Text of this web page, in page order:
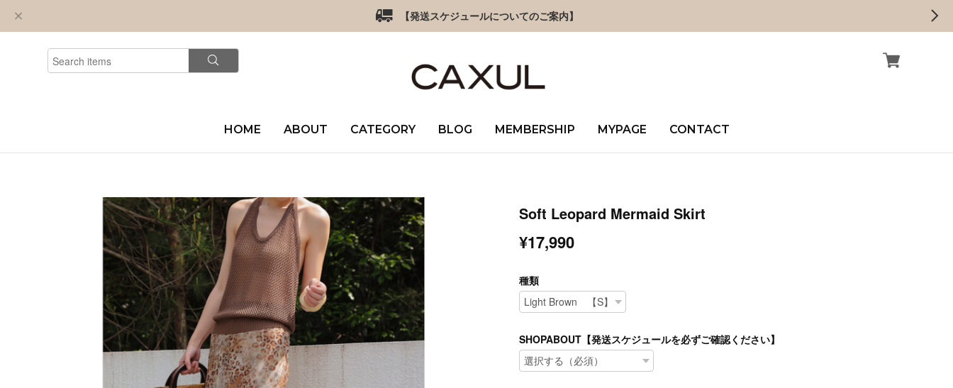
【発送スケジュールについてのご案内】
HOME ABOUT CATEGORY BLOG MEMBERSHIP MYPAGE CONTACT
Soft Leopard Mermaid Skirt
¥17,990
種類
SHOPABOUT【発送スケジュールを必ずご確認ください】